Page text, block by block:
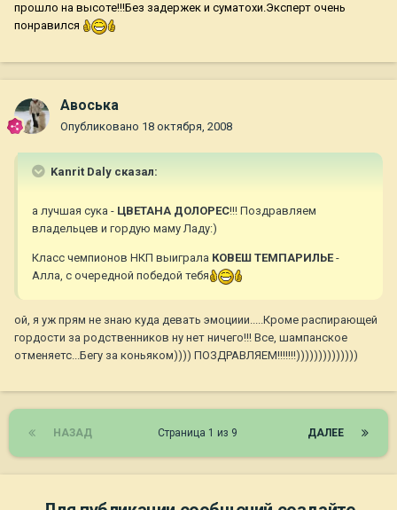
прошло на высоте!!!Без задержек и суматохи.Эксперт очень
понравился
Авоська
Опубликовано 18 октября, 2008
Kanrit Daly сказал:
а лучшая сука - ЦВЕТАНА ДОЛОРЕС!!! Поздравляем
владельцев и гордую маму Ладу:)
Класс чемпионов НКП выиграла КОВЕШ ТЕМПАРИЛЬЕ-
Алла, с очередной победой тебя
ой, я уж прям не знаю куда девать эмоциии.....Кроме распирающей
гордости за родственников ну нет ничего!!! Все, шампанское
отменяетс...Бегу за коньяком)))) ПОЗДРАВЛЯЕМ!!!!!!!))))))))))))))
НАЗАД ДАЛЕЕ
Страница 1 из 9